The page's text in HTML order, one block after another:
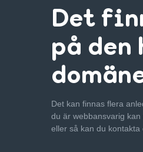
Det
på den
Det kan finnas flera
du är webbansvarig
eller så kan du kontakta